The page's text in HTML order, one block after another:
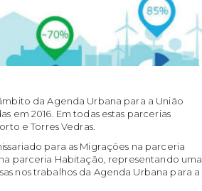
da Agenda Urbana para a União
em 2016. Em todas estas parcerias
e Torres Vedras.
para as Migrações na parceria
parceria Habitação, representando uma
nos trabalhos da Agenda Urbana para a